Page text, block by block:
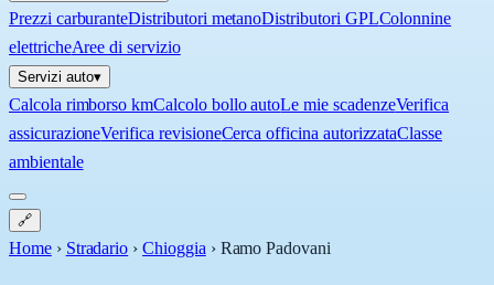
Prezzi carburanteDistributori metanoDistributori GPLColonnine
elettricheAree di servizio
Servizi auto▾
Calcola rimborso kmCalcolo bollo autoLe mie scadenzeVerifica
assicurazioneVerifica revisioneCerca officina autorizzataClasse
ambientale
🔗
Home › Stradario › Chioggia › Ramo Padovani